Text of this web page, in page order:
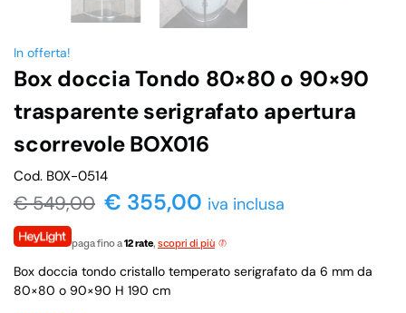
In offerta!
Box doccia Tondo 80×80 o 90×90
trasparente serigrafato apertura
scorrevole BOX016
Cod. B0X-0514
€549,00 € 355,00 iva inclusa
paga fino a12 rate, scopri di più
Box doccia tondo cristallo temperato serigrafato da 6 mm da
80×80 o 90×90 H 190 cm